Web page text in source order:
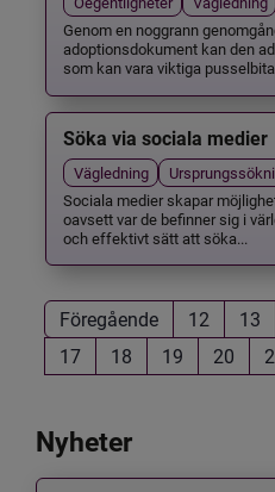
Genom en noggrann
adoptionsdokument kan den
som kan vara viktiga
Söka via sociala medier
Vägledning
Sociala medier skapar
oavsett var de befinner sig i
och effektivt sätt att söka...
Föregående 12 13
17
18 19 20
Nyheter